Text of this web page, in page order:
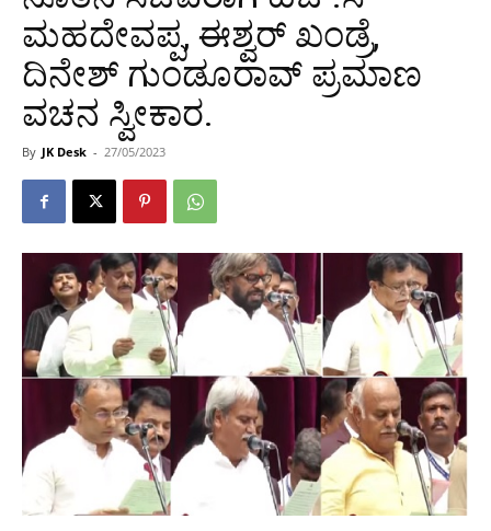
ಮಹದೇವಪ್ಪ, ಈಶ್ವರ್ ಖಂಡ್ರೆ,
ದಿನೇಶ್ ಗುಂಡೂರಾವ್ ಪ್ರಮಾಣ
ವಚನ ಸ್ವೀಕಾರ.
By JK Desk - 27/05/2023